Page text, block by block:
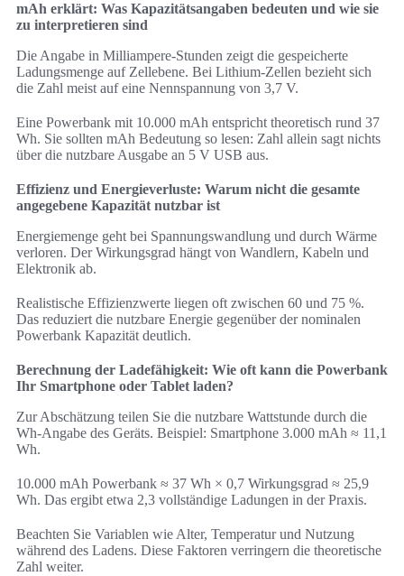
mAh erklärt: Was Kapazitätsangaben bedeuten und wie sie
zu interpretieren sind
Die Angabe in Milliampere-Stunden zeigt die gespeicherte
Ladungsmenge auf Zellebene. Bei Lithium-Zellen bezieht sich
die Zahl meist auf eine Nennspannung von 3,7 V.
Eine Powerbank mit 10.000 mAh entspricht theoretisch rund 37
Wh. Sie sollten mAh Bedeutung so lesen: Zahl allein sagt nichts
über die nutzbare Ausgabe an 5 V USB aus.
Effizienz und Energieverluste: Warum nicht die gesamte
angegebene Kapazität nutzbar ist
Energiemenge geht bei Spannungswandlung und durch Wärme
verloren. Der Wirkungsgrad hängt von Wandlern, Kabeln und
Elektronik ab.
Realistische Effizienzwerte liegen oft zwischen 60 und 75 %.
Das reduziert die nutzbare Energie gegenüber der nominalen
Powerbank Kapazität deutlich.
Berechnung der Ladefähigkeit: Wie oft kann die Powerbank
Ihr Smartphone oder Tablet laden?
Zur Abschätzung teilen Sie die nutzbare Wattstunde durch die
Wh-Angabe des Geräts. Beispiel: Smartphone 3.000 mAh ≈ 11,1
Wh.
10.000 mAh Powerbank ≈ 37 Wh × 0,7 Wirkungsgrad ≈ 25,9
Wh. Das ergibt etwa 2,3 vollständige Ladungen in der Praxis.
Beachten Sie Variablen wie Alter, Temperatur und Nutzung
während des Ladens. Diese Faktoren verringern die theoretische
Zahl weiter.